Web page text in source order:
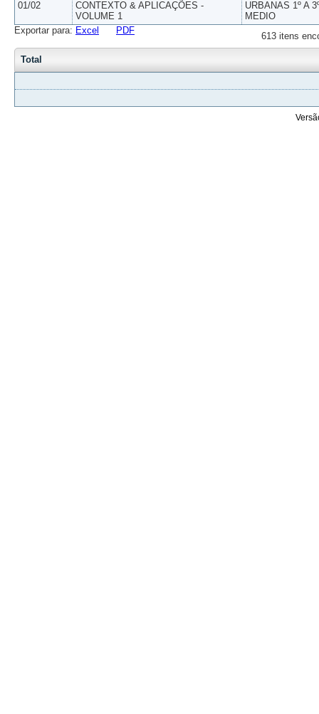
01/02
CONTEXTO & APLICAÇÕES -
VOLUME 1
URBANAS 1º A
MEDIO
613 itens
Exportar para: Excel PDF
Total